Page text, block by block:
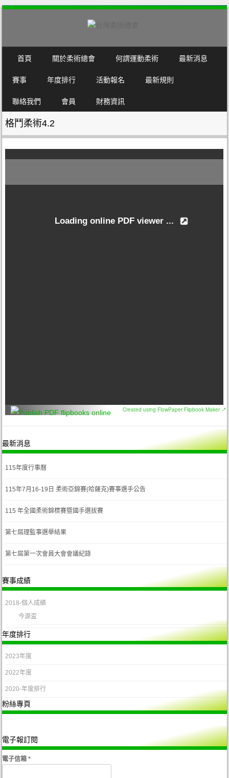
MENU
SKIP TO CONTENT
首頁 關於柔術總會 何謂運動柔術 最新消息
賽事 年度排行 活動報名 最新規則
聯絡我們 會員 財務資訊
格鬥柔術4.2
Created using FlowPaper Flipbook Maker ↗
最新消息
115年度行事曆
115年7月16-19日 柔術亞錦賽(哈薩克)賽事選手公告
115 年全國柔術錦標賽暨國手選拔賽
第七屆理監事選舉結果
第七屆第一次會員大會會議紀錄
賽事成績
2018-個人成績
今源盃
年度排行
2023年度
2022年度
2020-年度排行
粉絲專頁
電子報訂閱
電子信箱*